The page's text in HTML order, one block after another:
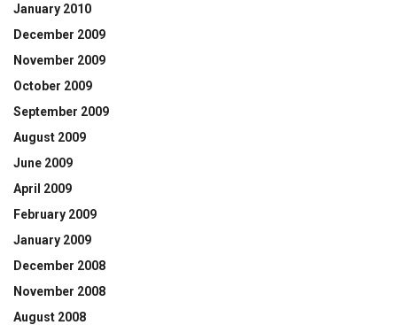
January 2010
December 2009
November 2009
October 2009
September 2009
August 2009
June 2009
April 2009
February 2009
January 2009
December 2008
November 2008
August 2008